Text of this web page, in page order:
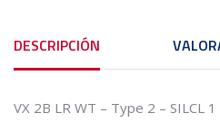
DESCRIPCIÓN
VX 2B LR WT – Type 2 – SILCL 1